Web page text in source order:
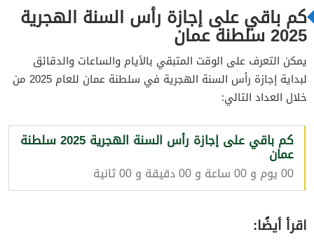
كم باقي على إجازة رأس السنة الهجرية
2025 سلطنة عمان
يمكن التعرف على الوقت المتبقي بالأيام والساعات والدقائق
لبداية إجازة رأس السنة الهجرية في سلطنة عمان للعام 2025 من
خلال العداد التالي:
كم باقي على إجازة رأس السنة الهجرية 2025 سلطنة
عمان
00 يوم و 00 ساعة و 00 دقيقة و 00 ثانية
اقرأ أيضًا: